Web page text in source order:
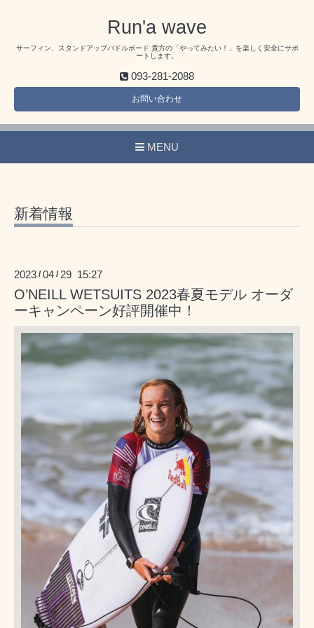
Run'a wave
サーフィン、スタンドアップパドルボード 貴方の「やってみたい！」を楽しく安全にサポ
ートします。
093-281-2088
お問い合わせ
MENU
新着情報
2023 /04 / 29 15:27
O’NEILL WETSUITS 2023春夏モデル オーダ
ーキャンペーン好評開催中！